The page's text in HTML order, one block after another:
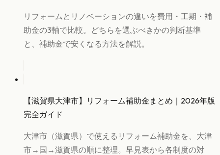
リフォームとリノベーションの違いを費用・工期・補
助金の3軸で比較。どちらを選ぶべきかの判断基準
と、補助金で安くなる方法を解説。
【滋賀県大津市】リフォーム補助金まとめ｜2026年版
完全ガイド
大津市（滋賀県）で使えるリフォーム補助金を、大津
市→国→滋賀県の順に整理。早見表から各制度の対